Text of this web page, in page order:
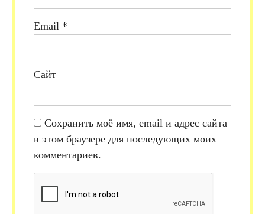
Email *
Сайт
Сохранить моё имя, email и адрес сайта
в этом браузере для последующих моих
комментариев.